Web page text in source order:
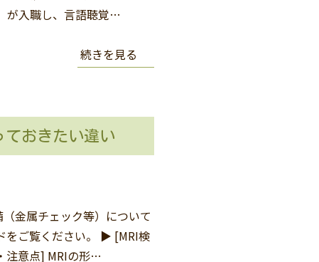
が入職し、言語聴覚…
続きを見る
ておきたい違い
金属チェック等）について
をご覧ください。 ▶︎ [MRI検
注意点] MRIの形…